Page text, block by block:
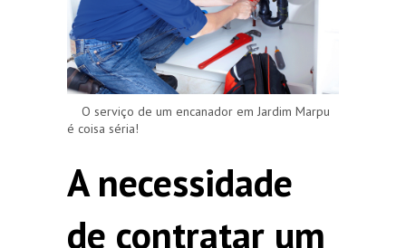
O serviço de um encanador em Jardim Marpu
é coisa séria!
A necessidade
de contratar um